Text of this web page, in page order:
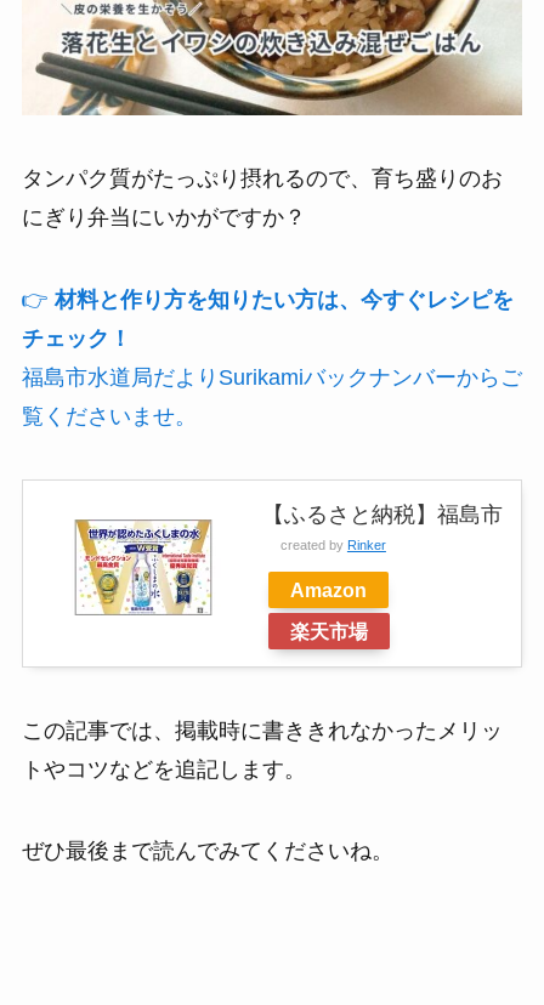
タンパク質がたっぷり摂れるので、育ち盛りのお
にぎり弁当にいかがですか？
👉材料と作り方を知りたい方は、今すぐレシピを
チェック！
福島市水道局だよりSurikamiバックナンバーからご
覧くださいませ。
【ふるさと納税】福島市
created by Rinker
Amazon
楽天市場
この記事では、掲載時に書ききれなかったメリッ
トやコツなどを追記します。
ぜひ最後まで読んでみてくださいね。